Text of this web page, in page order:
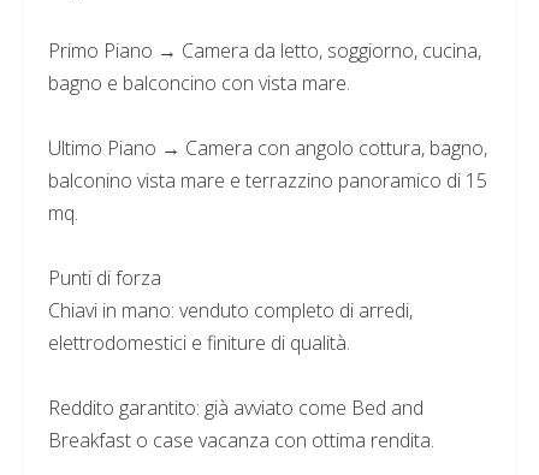
Primo Piano → Camera da letto, soggiorno, cucina,
bagno e balconcino con vista mare.
Ultimo Piano → Camera con angolo cottura, bagno,
balconino vista mare e terrazzino panoramico di 15
mq.
Punti di forza
Chiavi in mano: venduto completo di arredi,
elettrodomestici e finiture di qualità.
Reddito garantito: già avviato come Bed and
Breakfast o case vacanza con ottima rendita.